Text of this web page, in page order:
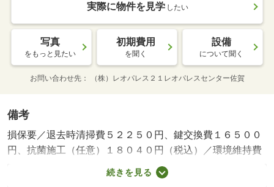
実際に物件を見学 したい
写真
をもっと見たい
初期費用
を聞く
設備
について聞く
お問い合わせ先 （株）レオパレス２１レオパレスセンター佐賀
備考
損保要／退去時清掃費５２２５０円、鍵交換費１６５００
円、抗菌施工（任意）１８０４０円（税込）／環境維持費
５５０円／月、更新手数料１６５００円／２年（税込）／
保証会社利用必：保証料：８５７９０円（契約内容により
続きを見る